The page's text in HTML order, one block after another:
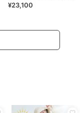
ンダル/661201
¥23,100